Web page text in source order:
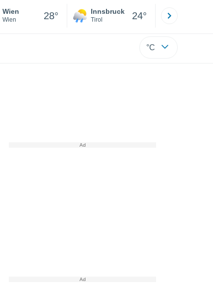
Wien
Wien 28° Innsbruck
Tirol 24°
°C